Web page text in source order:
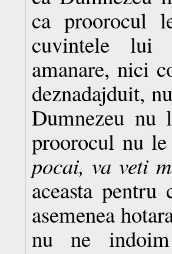
ca proorocul
cuvintele lui
amanare, nici
deznadajduit,
Dumnezeu nu
proorocul nu
pocai, va veti
aceasta
asemenea
nu ne